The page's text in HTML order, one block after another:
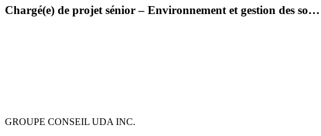
Chargé(e) de projet sénior – Environnement et gestion des so…
GROUPE CONSEIL UDA INC.